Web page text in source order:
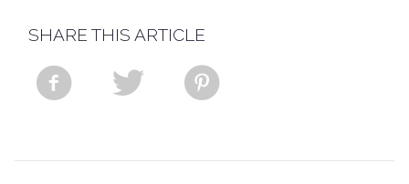
SHARE THIS ARTICLE